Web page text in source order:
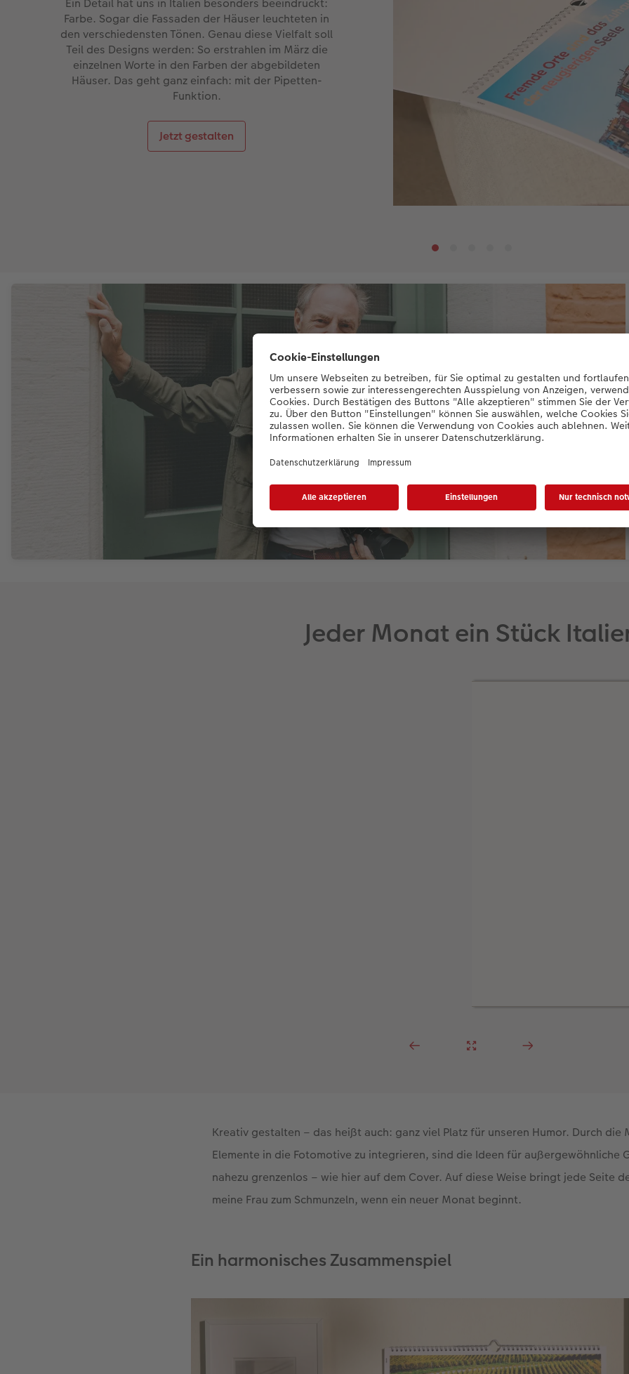
Farbe. Sogar die Fassaden der Häuser leuchteten in
den verschiedensten Tönen. Genau diese Vielfalt soll
Teil des Designs werden: So erstrahlen im März die
einzelnen Worte in den Farben der abgebildeten
Häuser. Das geht ganz einfach: mit der Pipetten-
Funktion.
Jetzt gestalten
Jeder Monat ein Stück
Kreativ gestalten – das heißt auch: ganz viel Platz für unseren Humor. Durch
Elemente in die Fotomotive zu integrieren, sind die Ideen für außergewöhnliche
nahezu grenzenlos – wie hier auf dem Cover. Auf diese Weise bringt jede Seite
meine Frau zum Schmunzeln, wenn ein neuer Monat beginnt.
Ein harmonisches Zusammenspiel